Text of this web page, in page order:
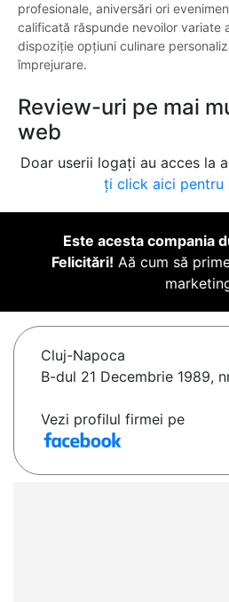
profesionale, aniversări ori
calificată răspunde nevoilor variate
dispoziție opțiuni culinare
împrejurare.
Review-uri pe mai
web
Doar userii logați au acces la
ți click aici pentru
Este acesta compania
Felicitări! Aă cum să
Cluj-Napoca
B-dul 21 Decembrie 1989,
Vezi profilul firmei pe